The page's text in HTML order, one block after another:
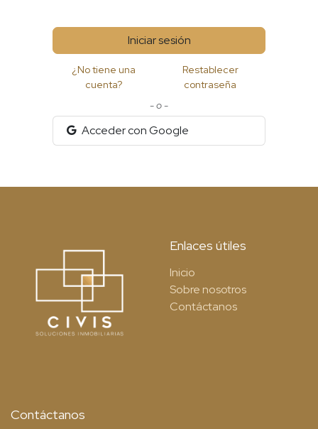
Iniciar sesión
¿No tiene una
cuenta?
Restablecer
contraseña
- o -
Acceder con Google
Enlaces útiles
Inicio
Sobre nosotros
Contáctanos
Contáctanos